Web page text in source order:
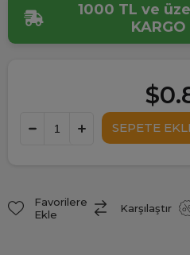
1000 TL ve
Favorilere
Ekle
Karşılaştır